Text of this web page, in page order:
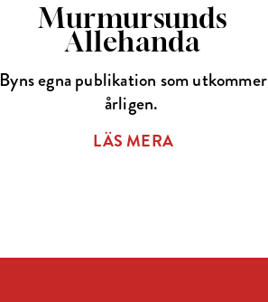
Murmursunds
Allehanda
Byns egna publikation som utkommer
årligen.
LÄS MERA